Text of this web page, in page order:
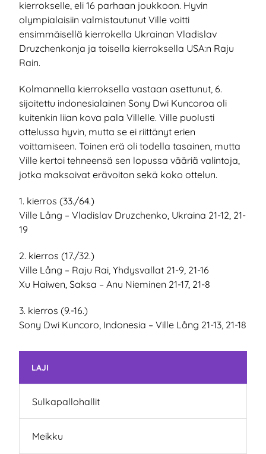
kierrokselle, eli 16 parhaan joukkoon. Hyvin
olympialaisiin valmistautunut Ville voitti
ensimmäisellä kierrokella Ukrainan Vladislav
Druzchenkonja ja toisella kierroksella USA:n Raju
Rain.
Kolmannella kierroksella vastaan asettunut, 6.
sijoitettu indonesialainen Sony Dwi Kuncoroa oli
kuitenkin liian kova pala Villelle. Ville puolusti
ottelussa hyvin, mutta se ei riittänyt erien
voittamiseen. Toinen erä oli todella tasainen, mutta
Ville kertoi tehneensä sen lopussa vääriä valintoja,
jotka maksoivat erävoiton sekä koko ottelun.
1. kierros (33./64.)
Ville Lång – Vladislav Druzchenko, Ukraina 21-12, 21-
19
2. kierros (17./32.)
Ville Lång – Raju Rai, Yhdysvallat 21-9, 21-16
Xu Haiwen, Saksa – Anu Nieminen 21-17, 21-8
3. kierros (9.-16.)
Sony Dwi Kuncoro, Indonesia – Ville Lång 21-13, 21-18
Skip subnavigation
LAJI
Sulkapallohallit
Meikku